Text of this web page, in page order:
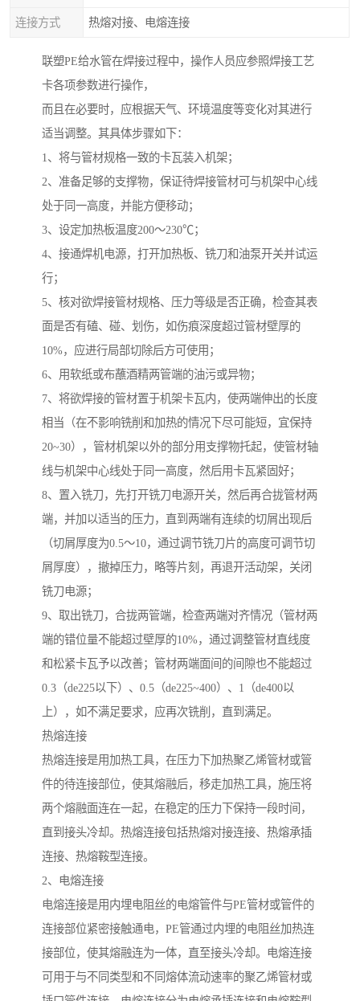
连接方式 热熔对接、电熔连接
联塑PE给水管在焊接过程中，操作人员应参照焊接工艺
卡各项参数进行操作，
而且在必要时，应根据天气、环境温度等变化对其进行
适当调整。其具体步骤如下：
1、将与管材规格一致的卡瓦装入机架；
2、准备足够的支撑物，保证待焊接管材可与机架中心线
处于同一高度，并能方便移动；
3、设定加热板温度200～230℃；
4、接通焊机电源，打开加热板、铣刀和油泵开关并试运
行；
5、核对欲焊接管材规格、压力等级是否正确，检查其表
面是否有磕、碰、划伤，如伤痕深度超过管材壁厚的
10%，应进行局部切除后方可使用；
6、用软纸或布蘸酒精两管端的油污或异物；
7、将欲焊接的管材置于机架卡瓦内，使两端伸出的长度
相当（在不影响铣削和加热的情况下尽可能短，宜保持
20~30），管材机架以外的部分用支撑物托起，使管材轴
线与机架中心线处于同一高度，然后用卡瓦紧固好；
8、置入铣刀，先打开铣刀电源开关，然后再合拢管材两
端，并加以适当的压力，直到两端有连续的切屑出现后
（切屑厚度为0.5～10，通过调节铣刀片的高度可调节切
屑厚度），撤掉压力，略等片刻，再退开活动架，关闭
铣刀电源；
9、取出铣刀，合拢两管端，检查两端对齐情况（管材两
端的错位量不能超过壁厚的10%，通过调整管材直线度
和松紧卡瓦予以改善；管材两端面间的间隙也不能超过
0.3（de225以下）、0.5（de225~400）、1（de400以
上），如不满足要求，应再次铣削，直到满足。
热熔连接
热熔连接是用加热工具，在压力下加热聚乙烯管材或管
件的待连接部位，使其熔融后，移走加热工具，施压将
两个熔融面连在一起，在稳定的压力下保持一段时间，
直到接头冷却。热熔连接包括热熔对接连接、热熔承插
连接、热熔鞍型连接。
2、电熔连接
电熔连接是用内埋电阻丝的电熔管件与PE管材或管件的
连接部位紧密接触通电，PE管通过内埋的电阻丝加热连
接部位，使其熔融连为一体，直至接头冷却。电熔连接
可用于与不同类型和不同熔体流动速率的聚乙烯管材或